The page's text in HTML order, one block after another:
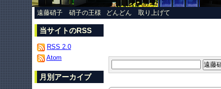
遠藤硝子 硝子の王様 どんどん 取り上げて
当サイトのRSS
RSS 2.0
Atom
月別アーカイブ